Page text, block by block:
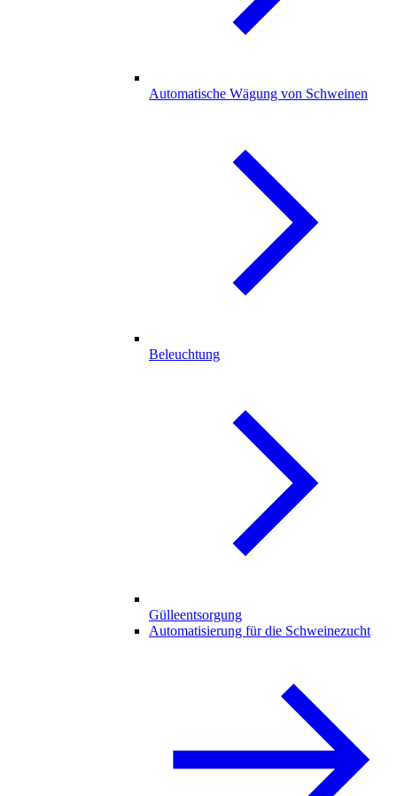
Automatische Wägung von Schweinen
Beleuchtung
Gülleentsorgung
Automatisierung für die Schweinezucht